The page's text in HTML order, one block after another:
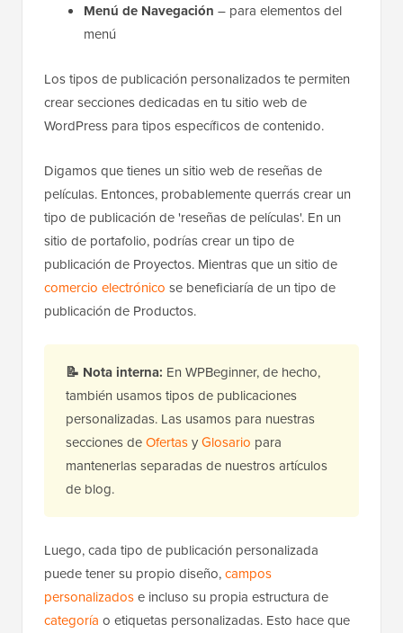
Menú de Navegación – para elementos del
menú
Los tipos de publicación personalizados te permiten
crear secciones dedicadas en tu sitio web de
WordPress para tipos específicos de contenido.
Digamos que tienes un sitio web de reseñas de
películas. Entonces, probablemente querrás crear un
tipo de publicación de 'reseñas de películas'. En un
sitio de portafolio, podrías crear un tipo de
publicación de Proyectos. Mientras que un sitio de
comercio electrónico se beneficiaría de un tipo de
publicación de Productos.
📝 Nota interna: En WPBeginner, de hecho,
también usamos tipos de publicaciones
personalizadas. Las usamos para nuestras
secciones deOfertasyGlosario para
mantenerlas separadas de nuestros artículos
de blog.
Luego, cada tipo de publicación personalizada
puede tener su propio diseño,campos
personalizadose incluso su propia estructura de
categoría o etiquetas personalizadas. Esto hace que